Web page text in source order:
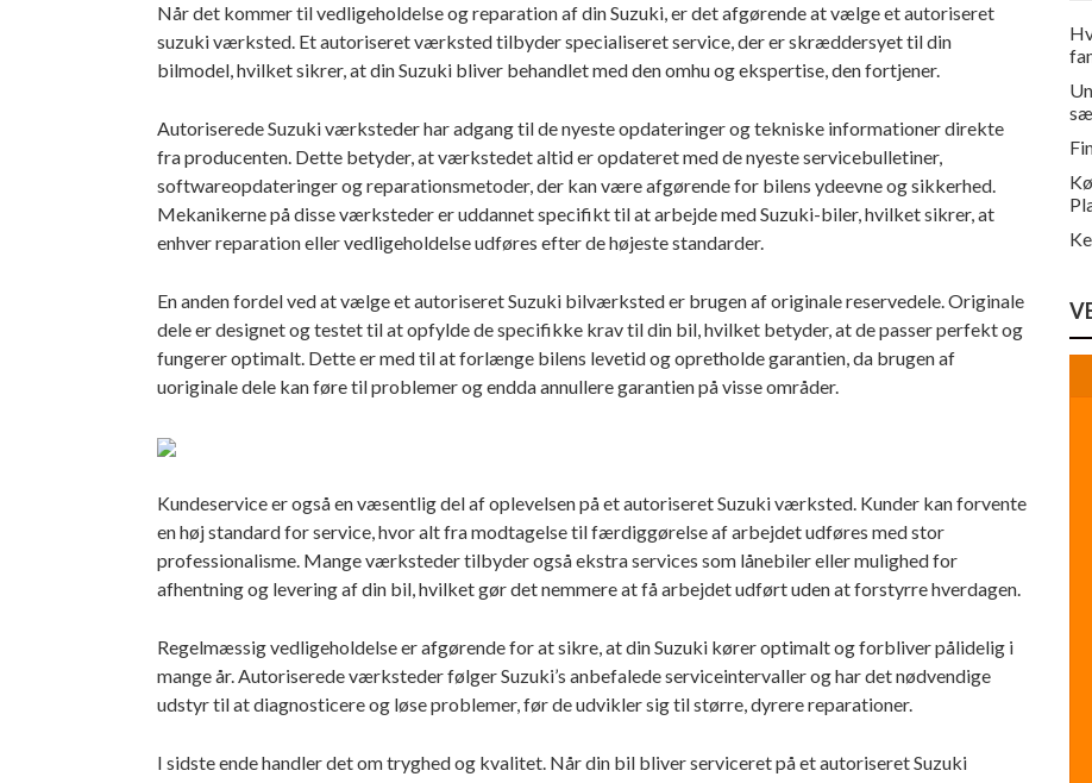
Når det kommer til vedligeholdelse og reparation af din Suzuki, er det afgørende at vælge et autoriseret
suzuki værksted. Et autoriseret værksted tilbyder specialiseret service, der er skræddersyet til din
bilmodel, hvilket sikrer, at din Suzuki bliver behandlet med den omhu og ekspertise, den fortjener.
Autoriserede Suzuki værksteder har adgang til de nyeste opdateringer og tekniske informationer direkte
fra producenten. Dette betyder, at værkstedet altid er opdateret med de nyeste servicebulletiner,
softwareopdateringer og reparationsmetoder, der kan være afgørende for bilens ydeevne og sikkerhed.
Mekanikerne på disse værksteder er uddannet specifikt til at arbejde med Suzuki-biler, hvilket sikrer, at
enhver reparation eller vedligeholdelse udføres efter de højeste standarder.
En anden fordel ved at vælge et autoriseret Suzuki bilværksted er brugen af originale reservedele. Originale
dele er designet og testet til at opfylde de specifikke krav til din bil, hvilket betyder, at de passer perfekt og
fungerer optimalt. Dette er med til at forlænge bilens levetid og opretholde garantien, da brugen af
uoriginale dele kan føre til problemer og endda annullere garantien på visse områder.
Kundeservice er også en væsentlig del af oplevelsen på et autoriseret Suzuki værksted. Kunder kan forvente
en høj standard for service, hvor alt fra modtagelse til færdiggørelse af arbejdet udføres med stor
professionalisme. Mange værksteder tilbyder også ekstra services som lånebiler eller mulighed for
afhentning og levering af din bil, hvilket gør det nemmere at få arbejdet udført uden at forstyrre hverdagen.
Regelmæssig vedligeholdelse er afgørende for at sikre, at din Suzuki kører optimalt og forbliver pålidelig i
mange år. Autoriserede værksteder følger Suzuki’s anbefalede serviceintervaller og har det nødvendige
udstyr til at diagnosticere og løse problemer, før de udvikler sig til større, dyrere reparationer.
I sidste ende handler det om tryghed og kvalitet. Når din bil bliver serviceret på et autoriseret Suzuki